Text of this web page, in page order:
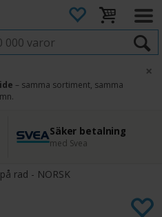
– samma sortiment, samma
×
Säker betalning
med Svea
45 dagars ångerrätt
Enkel retur
rad - NORSK